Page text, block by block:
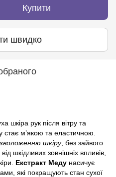
Купити
швидко
шкіра рук після вітру та
стає м’якою та еластичною.
шкіру, без зайвого
шкідливих зовнішніх впливів,
Екстракт Меду насичує
які покращують стан сухої